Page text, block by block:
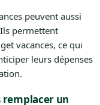
peuvent aussi
permettent
vacances, ce qui
leurs dépenses
remplacer un